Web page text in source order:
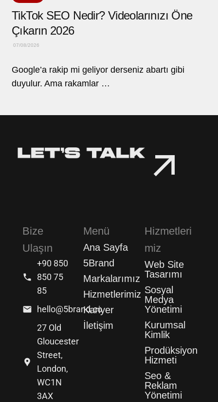
TikTok SEO Nedir? Videolarınızı Öne
Çıkarın 2026
07/08/2026
Google’a rakip mi geliyor derseniz abartı gibi
duyulur. Ama rakamlar …
Bize
Ulaşın
+90 850
850 75
85
hello@5brand.co
27 Old
Gloucester
Street,
London,
WC1N
3AX
Menü
Ana Sayfa
5Brand
Markalarımız
Hizmetlerimiz
Kariyer
İletişim
Hizmetleri
miz
Web Site
Tasarımı
Sosyal
Medya
Yönetimi
Kurumsal
Kimlik
Prodüksiyon
Hizmeti
Seo &
Reklam
Yönetimi